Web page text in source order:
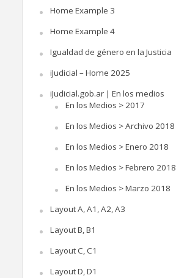
Home Example 3
Home Example 4
Igualdad de género en la Justicia
iJudicial – Home 2025
iJudicial.gob.ar | En los medios
En los Medios > 2017
En los Medios > Archivo 2018
En los Medios > Enero 2018
En los Medios > Febrero 2018
En los Medios > Marzo 2018
Layout A, A1, A2, A3
Layout B, B1
Layout C, C1
Layout D, D1